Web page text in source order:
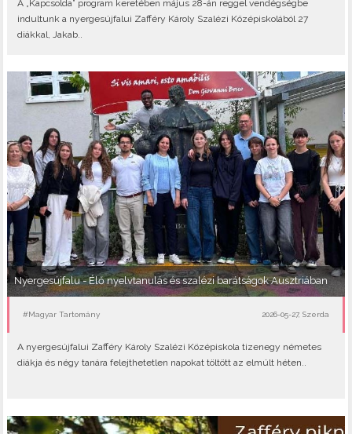
A „Kapcsolda” program keretében május 28-án reggel vendégségbe
indultunk a nyergesújfalui Zafféry Károly Szalézi Középiskolából 27
diákkal, Jakab..
Nyergesújfalu - Élő nyelvtanulás és szalézi barátságok Ausztriában
#Magyar Tartomány 2026-05-27, Szerda
A nyergesújfalui Zafféry Károly Szalézi Középiskola tizenegy németes
diákja és négy tanára felejthetetlen napokat töltött az elmúlt héten..